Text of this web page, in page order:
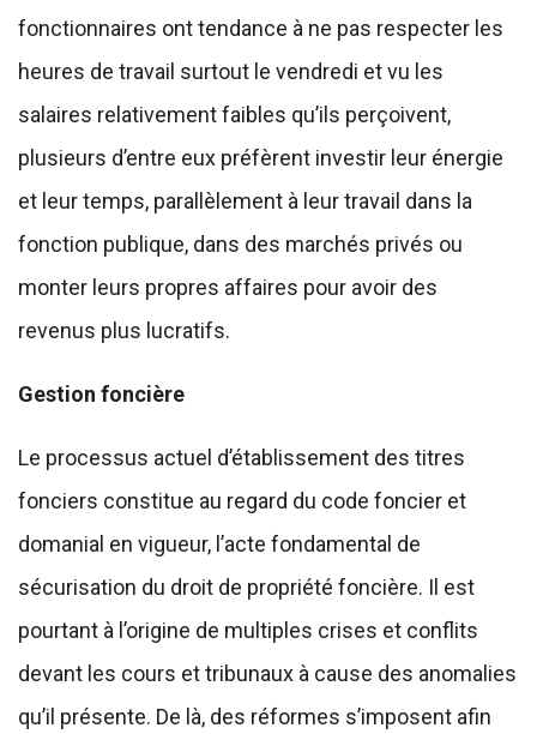
fonctionnaires ont tendance à ne pas respecter les
heures de travail surtout le vendredi et vu les
salaires relativement faibles qu’ils perçoivent,
plusieurs d’entre eux préfèrent investir leur énergie
et leur temps, parallèlement à leur travail dans la
fonction publique, dans des marchés privés ou
monter leurs propres affaires pour avoir des
revenus plus lucratifs.
Gestion foncière
Le processus actuel d’établissement des titres
fonciers constitue au regard du code foncier et
domanial en vigueur, l’acte fondamental de
sécurisation du droit de propriété foncière. Il est
pourtant à l’origine de multiples crises et conflits
devant les cours et tribunaux à cause des anomalies
qu’il présente. De là, des réformes s’imposent afin